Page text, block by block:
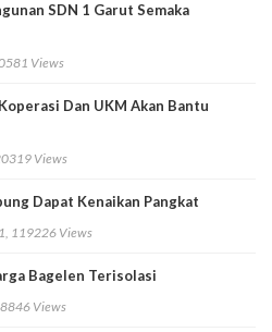
SDN 1 Garut Semaka
Views
Dan UKM Akan Bantu
Views
Dapat Kenaikan Pangkat
119226 Views
Bagelen Terisolasi
Views